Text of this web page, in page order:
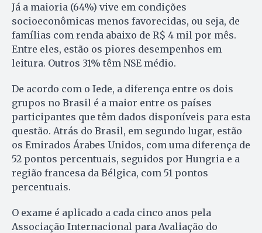
Já a maioria (64%) vive em condições
socioeconômicas menos favorecidas, ou seja, de
famílias com renda abaixo de R$ 4 mil por mês.
Entre eles, estão os piores desempenhos em
leitura. Outros 31% têm NSE médio.
De acordo com o Iede, a diferença entre os dois
grupos no Brasil é a maior entre os países
participantes que têm dados disponíveis para esta
questão. Atrás do Brasil, em segundo lugar, estão
os Emirados Árabes Unidos, com uma diferença de
52 pontos percentuais, seguidos por Hungria e a
região francesa da Bélgica, com 51 pontos
percentuais.
O exame é aplicado a cada cinco anos pela
Associação Internacional para Avaliação do